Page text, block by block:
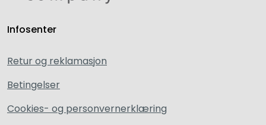
Infosenter
Retur og reklamasjon
Betingelser
Cookies- og personvernerklæring